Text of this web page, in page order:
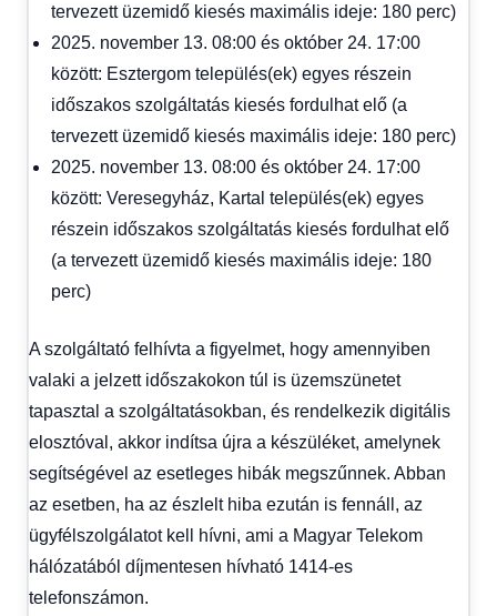
tervezett üzemidő kiesés maximális ideje: 180 perc)
2025. november 13. 08:00 és október 24. 17:00
között: Esztergom település(ek) egyes részein
időszakos szolgáltatás kiesés fordulhat elő (a
tervezett üzemidő kiesés maximális ideje: 180 perc)
2025. november 13. 08:00 és október 24. 17:00
között: Veresegyház, Kartal település(ek) egyes
részein időszakos szolgáltatás kiesés fordulhat elő
(a tervezett üzemidő kiesés maximális ideje: 180
perc)
A szolgáltató felhívta a figyelmet, hogy amennyiben
valaki a jelzett időszakokon túl is üzemszünetet
tapasztal a szolgáltatásokban, és rendelkezik digitális
elosztóval, akkor indítsa újra a készüléket, amelynek
segítségével az esetleges hibák megszűnnek. Abban
az esetben, ha az észlelt hiba ezután is fennáll, az
ügyfélszolgálatot kell hívni, ami a Magyar Telekom
hálózatából díjmentesen hívható 1414-es
telefonszámon.